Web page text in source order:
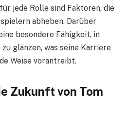
jede Rolle sind Faktoren, die
abheben. Darüber
besondere Fähigkeit, in
glänzen, was seine Karriere
Weise vorantreibt.
Zukunft von Tom